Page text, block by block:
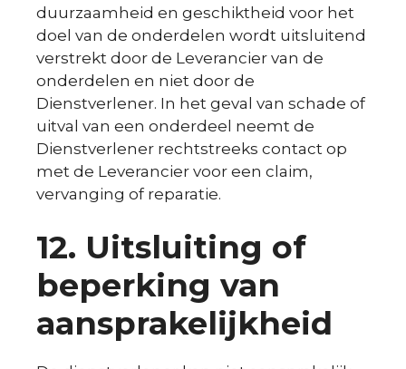
duurzaamheid en geschiktheid voor het
doel van de onderdelen wordt uitsluitend
verstrekt door de Leverancier van de
onderdelen en niet door de
Dienstverlener. In het geval van schade of
uitval van een onderdeel neemt de
Dienstverlener rechtstreeks contact op
met de Leverancier voor een claim,
vervanging of reparatie.
12. Uitsluiting of
beperking van
aansprakelijkheid